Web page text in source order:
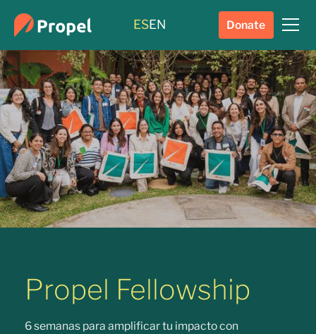
ESEN Donate
Propel Fellowship
6 semanas para amplificar tu impacto con